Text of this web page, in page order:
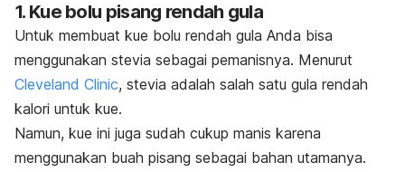
1. Kue bolu pisang rendah gula
Untuk membuat kue bolu rendah gula Anda bisa
menggunakan stevia sebagai pemanisnya. Menurut
Cleveland Clinic, stevia adalah salah satu gula rendah
kalori untuk kue.
Namun, kue ini juga sudah cukup manis karena
menggunakan buah pisang sebagai bahan utamanya.